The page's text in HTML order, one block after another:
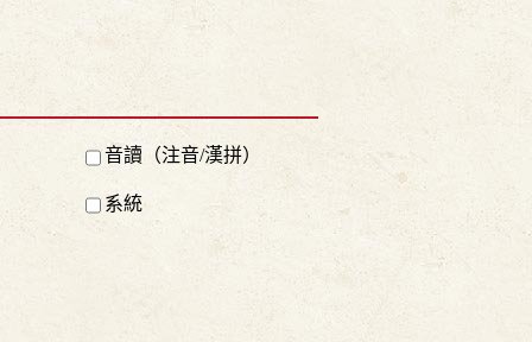
音讀（注音/漢拼）
系統